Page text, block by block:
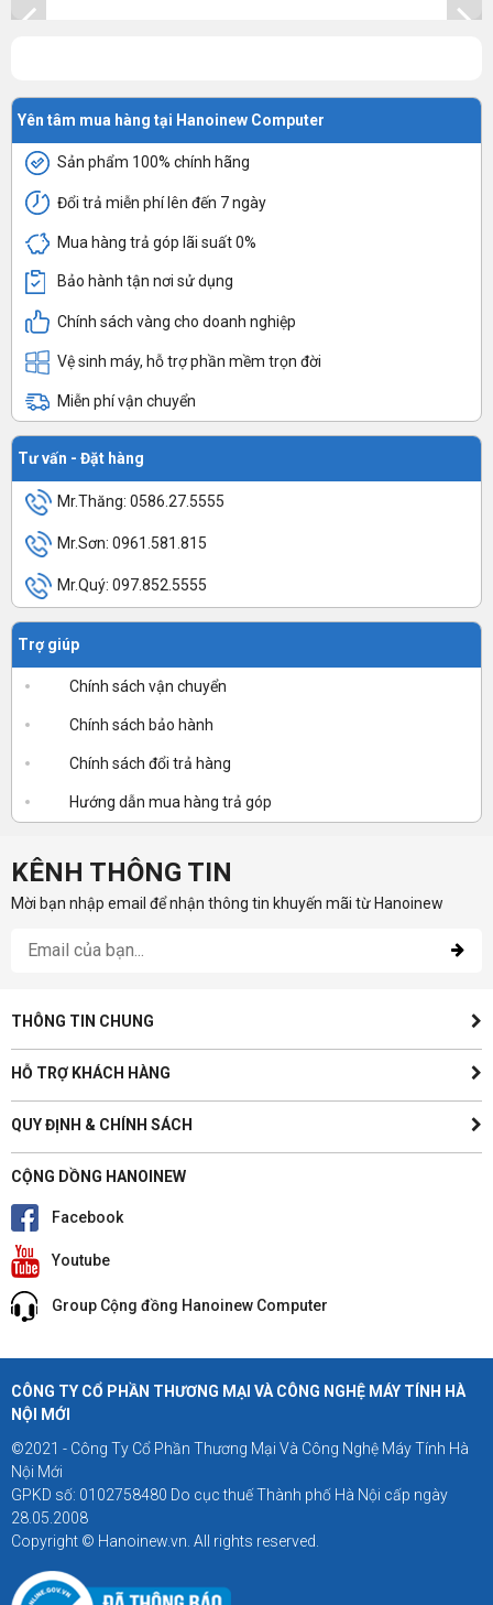
Yên tâm mua hàng tại Hanoinew Computer
Sản phẩm 100% chính hãng
Đổi trả miễn phí lên đến 7 ngày
Mua hàng trả góp lãi suất 0%
Bảo hành tận nơi sử dụng
Chính sách vàng cho doanh nghiệp
Vệ sinh máy, hỗ trợ phần mềm trọn đời
Miễn phí vận chuyển
Tư vấn - Đặt hàng
Mr.Thăng: 0586.27.5555
Mr.Sơn: 0961.581.815
Mr.Quý: 097.852.5555
Trợ giúp
Chính sách vận chuyển
Chính sách bảo hành
Chính sách đổi trả hàng
Hướng dẫn mua hàng trả góp
KÊNH THÔNG TIN
Mời bạn nhập email để nhận thông tin khuyến mãi từ Hanoinew
THÔNG TIN CHUNG
HỖ TRỢ KHÁCH HÀNG
QUY ĐỊNH & CHÍNH SÁCH
CỘNG DỒNG HANOINEW
Facebook
Youtube
Group Cộng đồng Hanoinew Computer
CÔNG TY CỔ PHẦN THƯƠNG MẠI VÀ CÔNG NGHỆ MÁY TÍNH HÀ
NỘI MỚI
©2021 - Công Ty Cổ Phần Thương Mại Và Công Nghệ Máy Tính Hà
Nội Mới
GPKD số: 0102758480 Do cục thuế Thành phố Hà Nội cấp ngày
28.05.2008
Copyright © Hanoinew.vn. All rights reserved.